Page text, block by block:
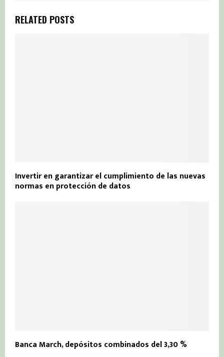
RELATED POSTS
Invertir en garantizar el cumplimiento de las nuevas
normas en protección de datos
Banca March, depósitos combinados del 3,30 %